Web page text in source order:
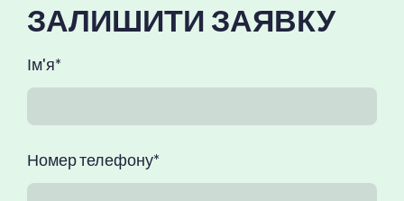
ЗАЛИШИТИ ЗАЯВКУ
Ім'я*
Номер телефону*